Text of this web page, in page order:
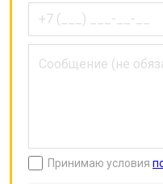
Принимаю условия